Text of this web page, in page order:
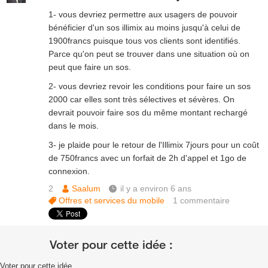
1- vous devriez permettre aux usagers de pouvoir
bénéficier d'un sos illimix au moins jusqu'à celui de
1900francs puisque tous vos clients sont identifiés.
Parce qu'on peut se trouver dans une situation où on
peut que faire un sos.
2- vous devriez revoir les conditions pour faire un sos
2000 car elles sont très sélectives et sévères. On
devrait pouvoir faire sos du même montant rechargé
dans le mois.
3- je plaide pour le retour de l'Illimix 7jours pour un coût
de 750francs avec un forfait de 2h d'appel et 1go de
connexion.
2
Saalum
il y a environ 6 ans
Offres et services du mobile
1commentaire
Voter pour cette idée